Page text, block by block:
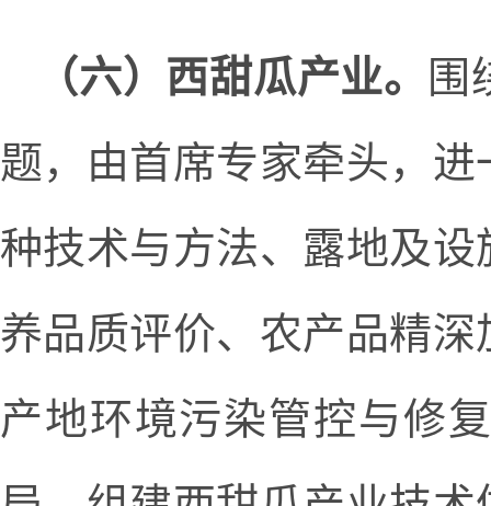
（六）西甜瓜产业。
围
题，由首席专家牵头，
种技术与方法、露地及
养品质评价、农产品精
产地环境污染管控与修